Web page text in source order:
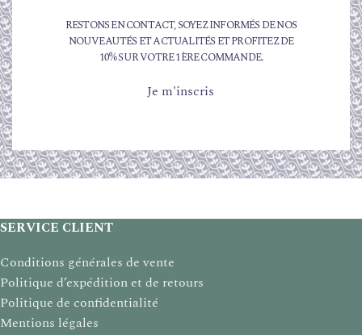
RESTONS EN CONTACT, SOYEZ INFORMÉS DE NOS
NOUVEAUTÉS ET ACTUALITÉS ET PROFITEZ DE
10% SUR VOTRE 1ÈRE COMMANDE.
Je m'inscris
SERVICE CLIENT
Conditions générales de vente
Politique d’expédition et de retours
Politique de confidentialité
Mentions légales